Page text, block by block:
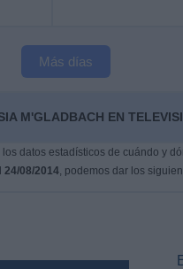
Más días
M'GLADBACH EN
datos estadísticos de cuándo y
24/08/2014, podemos dar los